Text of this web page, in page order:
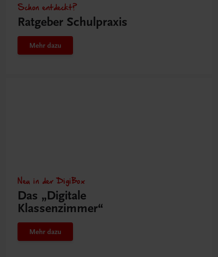
Schon entdeckt?
Ratgeber Schulpraxis
Mehr dazu
Neu in der DigiBox
Das „Digitale
Klassenzimmer“
Mehr dazu